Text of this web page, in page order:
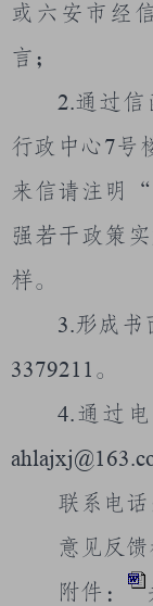
或六安市经
言；
2.通过信
行政中心7号
来信请注明“
强若干政策
样。
3.形成书
3379211 。
4.通过
联系电话
意见反
附件：